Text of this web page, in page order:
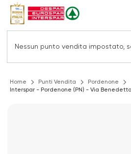
Home Punti Vendita
Pordenone
Interspar - Pordenone (PN) - Via